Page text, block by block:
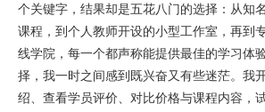
个关键字，结果却是五花八门的选择：从知
课程，到个人教师开设的小型工作室，再到
线学院，每一个都声称能提供最佳的学习体
择，我一时之间感到既兴奋又有些迷茫。我
绍、查看学员评价、对比价格与课程内容，